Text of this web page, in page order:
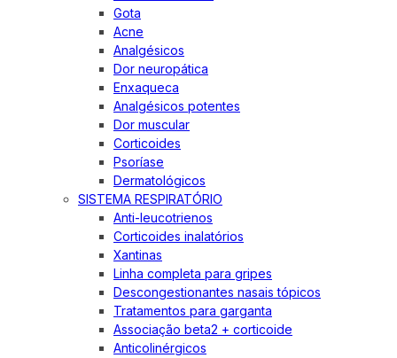
Gota
Acne
Analgésicos
Dor neuropática
Enxaqueca
Analgésicos potentes
Dor muscular
Corticoides
Psoríase
Dermatológicos
SISTEMA RESPIRATÓRIO
Anti-leucotrienos
Corticoides inalatórios
Xantinas
Linha completa para gripes
Descongestionantes nasais tópicos
Tratamentos para garganta
Associação beta2 + corticoide
Anticolinérgicos